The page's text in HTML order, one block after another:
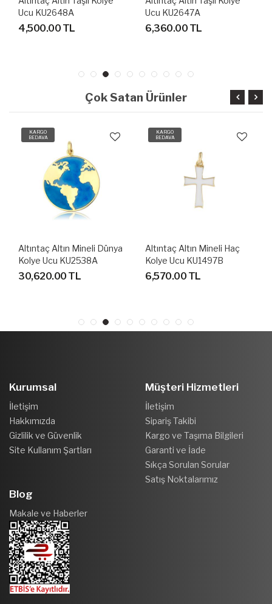
Ucu KU2648A
4,500.00 TL
Ucu KU2647A
6,360.00 TL
Çok Satan Ürünler
KARGO
BEDAVA
Altıntaç Altın Mineli Dünya
Kolye Ucu KU2538A
30,620.00 TL
KARGO
BEDAVA
Altıntaç Altın Mineli Haç
Kolye Ucu KU1497B
6,570.00 TL
Kurumsal
İletişim
Hakkımızda
Gizlilik ve Güvenlik
Site Kullanım Şartları
Müşteri Hizmetleri
İletişim
Sipariş Takibi
Kargo ve Taşıma Bilgileri
Garanti ve İade
Sıkça Sorulan Sorular
Satış Noktalarımız
Blog
Makale ve Haberler